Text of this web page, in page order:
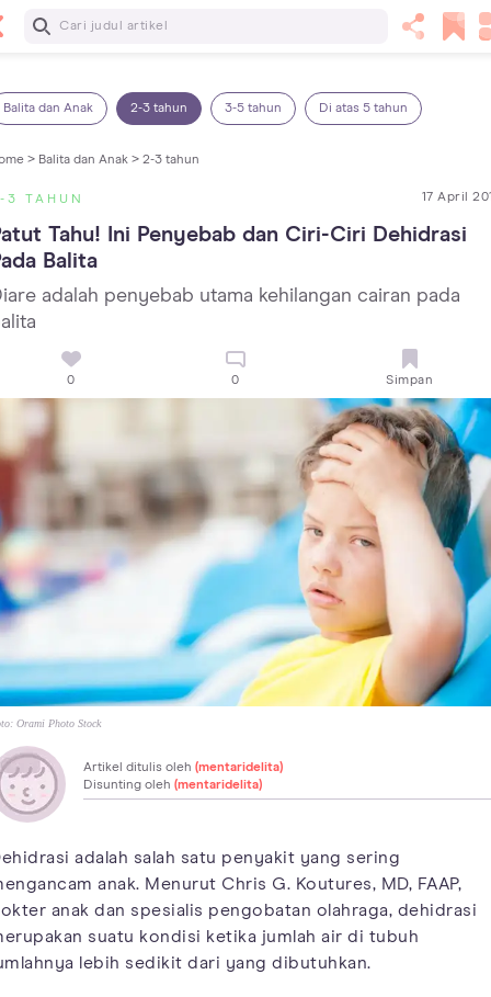
Baca Selanjutnya
Balita dan Anak 2-3 tahun 3-5 tahun Di atas 5 tahun
> Balita dan Anak > 2-3 tahun
3 TAHUN 17 April
Tahu! Ini Penyebab dan Ciri-Ciri Dehidrasi
Balita
adalah penyebab utama kehilangan cairan pada
0 0 Simpan
Orami Photo Stock
Artikel ditulis oleh (mentaridelita)
Disunting oleh (mentaridelita)
adalah salah satu penyakit yang sering
anak. Menurut Chris G. Koutures, MD, FAAP,
anak dan spesialis pengobatan olahraga, dehidrasi
suatu kondisi ketika jumlah air di tubuh
lebih sedikit dari yang dibutuhkan.